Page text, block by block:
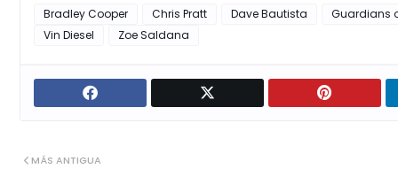
Bradley Cooper Chris Pratt Dave Bautista Guardians
Vin Diesel
Zoe Saldana
MÁS ANTIGUA